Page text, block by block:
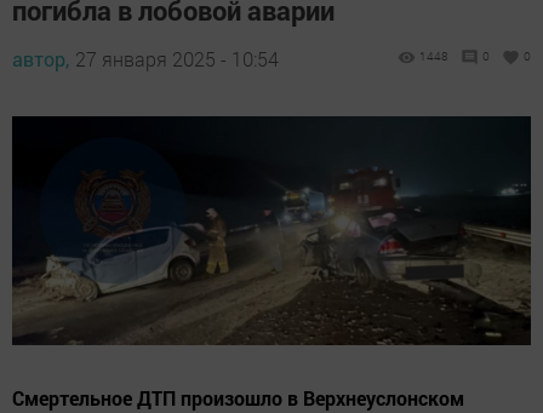
погибла в лобовой аварии
автор, 27 января 2025 - 10:54 1448 0 0
Смертельное ДТП произошло в Верхнеуслонском